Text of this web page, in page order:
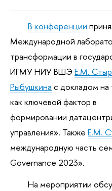
В конференции
Международной
трансформации в
ИГМУ НИУ ВШЭ Е.М.
Рыбушкина с докладом
как ключевой фактор в
формировании
управления». Также Е.М.
международную часть
Governance 2023».
На мероприятии